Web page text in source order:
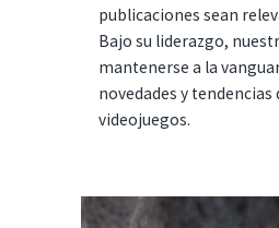
publicaciones sean
Bajo su liderazgo,
mantenerse a la
novedades y tendencias
videojuegos.